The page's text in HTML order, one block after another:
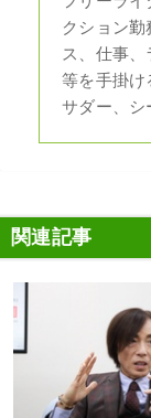
クション
ス、仕事
等を手掛け
サダー、シ
関連記事